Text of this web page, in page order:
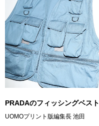
PRADAのフィッシングベスト
UOMOプリント版編集長 池田